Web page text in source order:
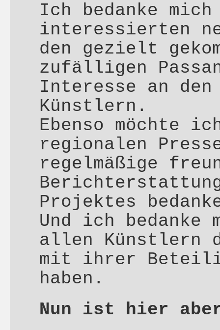
Ich bedanke
interessierten
den gezielt
zufälligen
Interesse an den
Künstlern.
Ebenso möchte
regionalen
regelmäßige
Projektes
Und ich bedanke
allen Künstlern
mit ihrer
haben.
Nun ist hier